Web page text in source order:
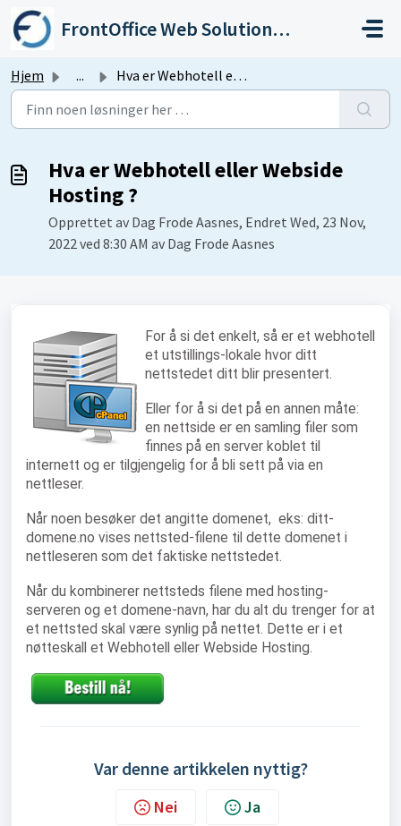
Gå til hovedinnhold
FrontOffice Web Solutions As
Hjem ... Hva er Webhotell eller Webside Hosting ?
Hva er Webhotell eller Webside
Hosting ?
Opprettet av Dag Frode Aasnes, Endret Wed, 23 Nov,
2022 ved 8:30 AM av Dag Frode Aasnes
For å si det enkelt, så er et webhotell
et utstillings-lokale hvor ditt
nettstedet ditt blir presentert.
Eller for å si det på en annen måte:
en nettside er en samling filer som
finnes på en server koblet til
internett og er tilgjengelig for å bli sett på via en
nettleser.
Når noen besøker det angitte domenet, eks: ditt-
domene.no vises nettsted-filene til dette domenet i
nettleseren som det faktiske nettstedet.
Når du kombinerer nettsteds filene med hosting-
serveren og et domene-navn, har du alt du trenger for at
et nettsted skal være synlig på nettet. Dette er i et
nøtteskall et Webhotell eller Webside Hosting.
Var denne artikkelen nyttig?
Nei Ja